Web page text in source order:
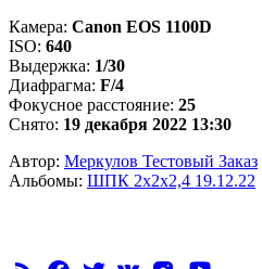
Камера: Canon EOS 1100D
ISO: 640
Выдержка: 1/30
Диафрагма: F/4
Фокусное расстояние: 25
Снято: 19 декабря 2022 13:30
Автор: Меркулов Тестовый Заказ
Альбомы: ШПК 2х2х2,4 19.12.22